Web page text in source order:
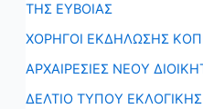
ΤΗΣ ΕΥΒΟΙΑΣ
ΧΟΡΗΓΟΙ ΕΚΔΗΛΩΣΗΣ
ΑΡΧΑΙΡΕΣΙΕΣ ΝΕΟΥ
ΔΕΛΤΙΟ ΤΥΠΟΥ